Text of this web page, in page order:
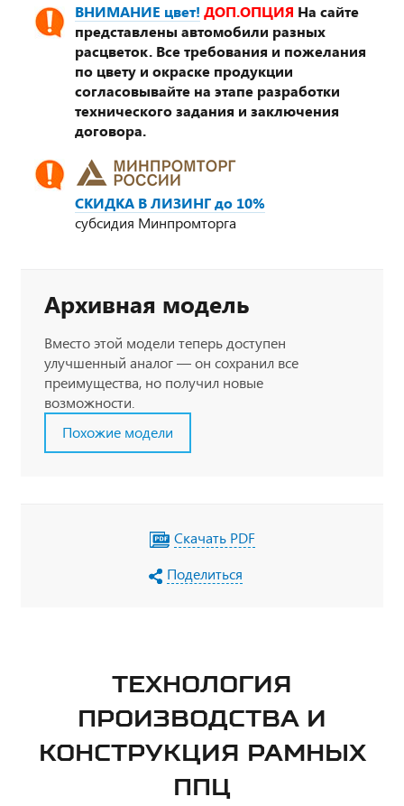
ВНИМАНИЕ цвет! ДОП.ОПЦИЯ На сайте
представлены автомобили разных
расцветок. Все требования и пожелания
по цвету и окраске продукции
согласовывайте на этапе разработки
технического задания и заключения
договора.
СКИДКА В ЛИЗИНГ до 10%
субсидия Минпромторга
Архивная модель
Вместо этой модели теперь доступен
улучшенный аналог — он сохранил все
преимущества, но получил новые
возможности.
Похожие модели
Скачать PDF
Поделиться
ТЕХНОЛОГИЯ
ПРОИЗВОДСТВА И
КОНСТРУКЦИЯ РАМНЫХ
ППЦ